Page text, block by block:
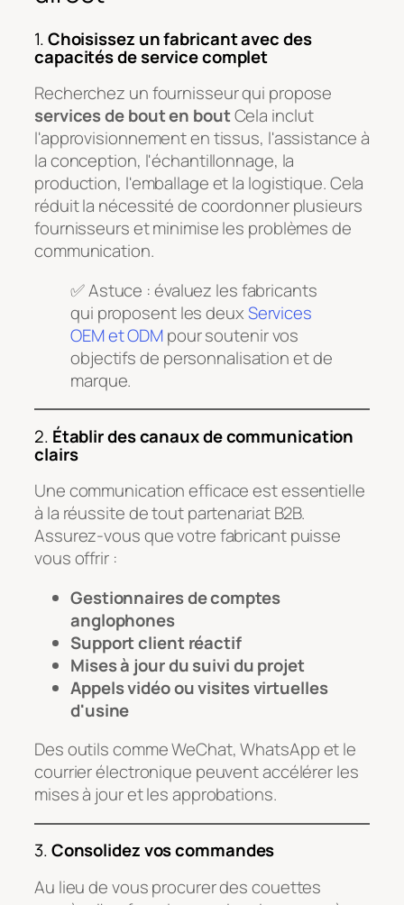
1.Choisissez un fabricant avec des
capacités de service complet
Recherchez un fournisseur qui propose
services de bout en boutCela inclut
l'approvisionnement en tissus, l'assistance à
la conception, l'échantillonnage, la
production, l'emballage et la logistique. Cela
réduit la nécessité de coordonner plusieurs
fournisseurs et minimise les problèmes de
communication.
✅ Astuce : évaluez les fabricants
qui proposent les deuxServices
OEM et ODMpour soutenir vos
objectifs de personnalisation et de
marque.
2. Établir des canaux de communication
clairs
Une communication efficace est essentielle
à la réussite de tout partenariat B2B.
Assurez-vous que votre fabricant puisse
vous offrir :
Gestionnaires de comptes
anglophones
Support client réactif
Mises à jour du suivi du projet
Appels vidéo ou visites virtuelles
d'usine
Des outils comme WeChat, WhatsApp et le
courrier électronique peuvent accélérer les
mises à jour et les approbations.
3.Consolidez vos commandes
Au lieu de vous procurer des couettes